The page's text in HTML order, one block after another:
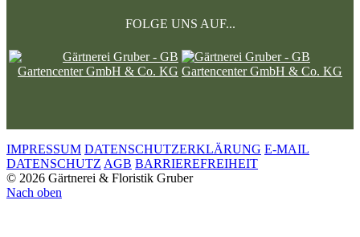
FOLGE UNS AUF...
IMPRESSUM DATENSCHUTZERKLÄRUNG E-MAIL
DATENSCHUTZ AGB BARRIEREFREIHEIT
© 2026 Gärtnerei & Floristik Gruber
Nach oben